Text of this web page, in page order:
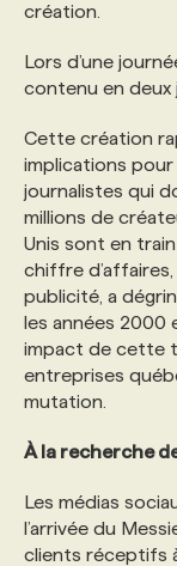
NOS
NOS
FAQ
création.
Lors d’une
contenu en deux
Cette création
implications pour
journalistes qui
millions de
Unis sont en
chiffre
publicité, a
les années 2000
impact de cette
entreprises
mutation.
À la recherche
Les médias
l’arrivée du
clients réceptifs